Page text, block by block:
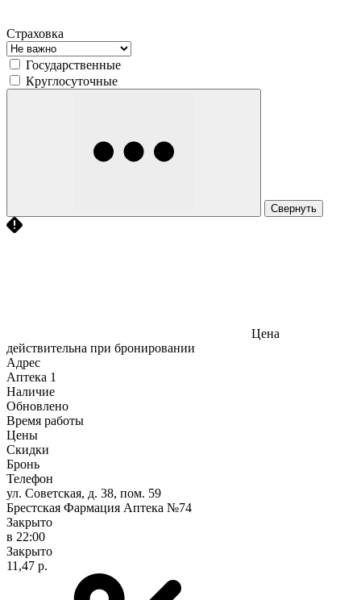
Страховка
Государственные
Круглосуточные
Свернуть
Цена
действительна при бронировании
Адрес
Аптека 1
Наличие
Обновлено
Время работы
Цены
Скидки
Бронь
Телефон
ул. Советская, д. 38, пом. 59
Брестская Фармация Аптека №74
Закрыто
в 22:00
Закрыто
11,47 р.